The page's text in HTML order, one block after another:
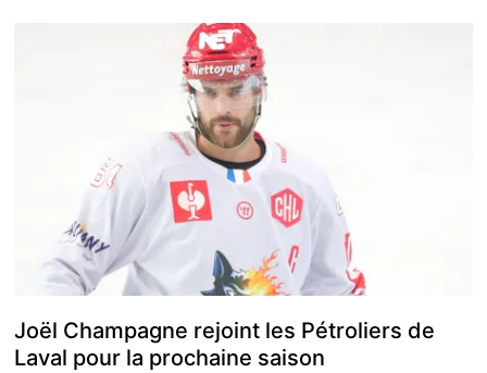
Joël Champagne rejoint les Pétroliers de
Laval pour la prochaine saison